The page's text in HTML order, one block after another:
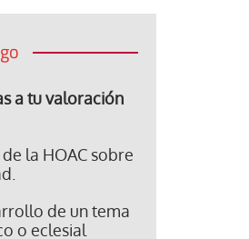
a tu valoración
la HOAC sobre
de un tema
o eclesial